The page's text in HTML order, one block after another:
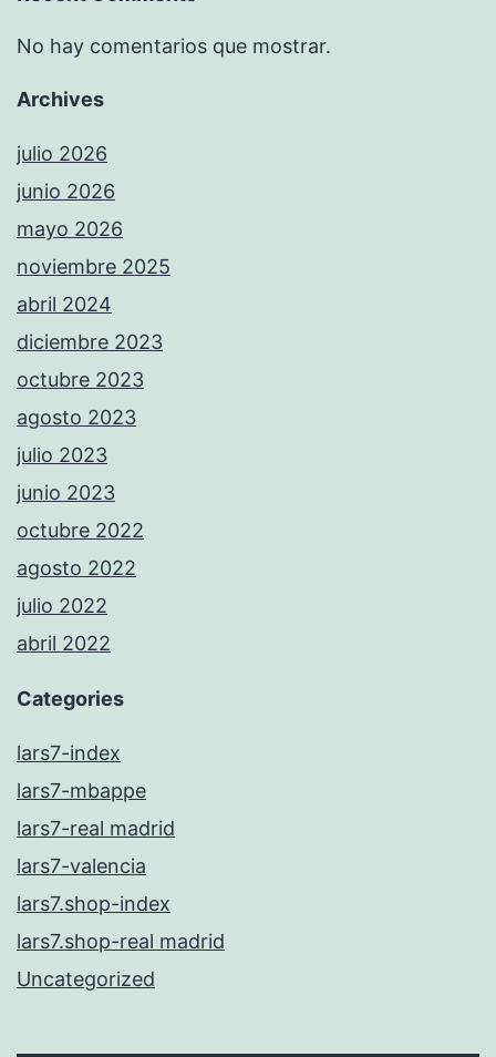
No hay comentarios que mostrar.
Archives
julio 2026
junio 2026
mayo 2026
noviembre 2025
abril 2024
diciembre 2023
octubre 2023
agosto 2023
julio 2023
junio 2023
octubre 2022
agosto 2022
julio 2022
abril 2022
Categories
lars7-index
lars7-mbappe
lars7-real madrid
lars7-valencia
lars7.shop-index
lars7.shop-real madrid
Uncategorized